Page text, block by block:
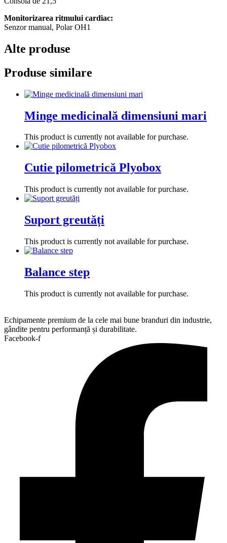
Monitorizarea ritmului cardiac:
Senzor manual, Polar OH1
Alte produse
Produse similare
Minge medicinală dimensiuni mari
This product is currently not available for purchase.
Cutie pilometrică Plyobox
This product is currently not available for purchase.
Suport greutăți
This product is currently not available for purchase.
Balance step
This product is currently not available for purchase.
Echipamente premium de la cele mai bune branduri din industrie,
gândite pentru performanță și durabilitate.
Facebook-f